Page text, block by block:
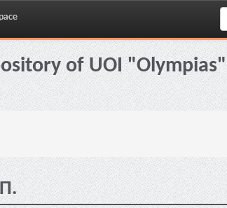
of UOI "Olympias"